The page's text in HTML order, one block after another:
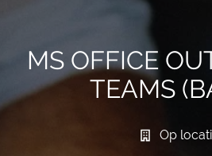
MS OFFICE
TEAMS
Op